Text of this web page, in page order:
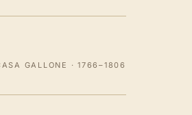
GALLONE · 1766–1806